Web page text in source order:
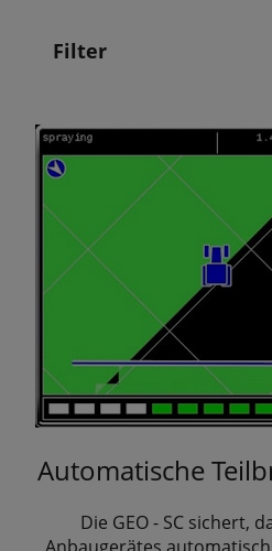
Filter
Automatische
Die GEO - SC sichert,